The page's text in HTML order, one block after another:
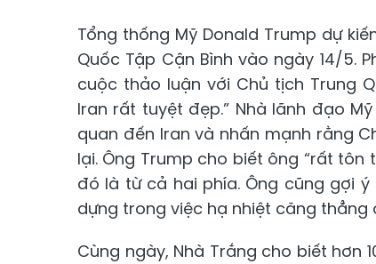
Tổng thống Mỹ Donald Trump dự
Quốc Tập Cận Bình vào ngày 14/5.
cuộc thảo luận với Chủ tịch Trung
Iran rất tuyệt đẹp.” Nhà lãnh đạo
quan đến Iran và nhấn mạnh rằng
lại. Ông Trump cho biết ông “rất
đó là từ cả hai phía. Ông cũng gợi
dựng trong việc hạ nhiệt căng thẳng
Cùng ngày, Nhà Trắng cho biết